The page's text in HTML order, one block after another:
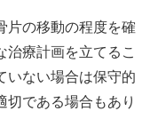
片の移動の程度を確
治療計画を立てるこ
いない場合は保守的
切である場合もあり